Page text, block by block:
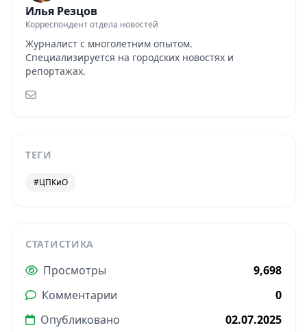
Илья Резцов
Корреспондент отдела новостей
Журналист с многолетним опытом.
Специализируется на городских новостях и
репортажах.
ТЕГИ
#ЦПКиО
СТАТИСТИКА
Просмотры
9,698
Комментарии
0
Опубликовано
02.07.2025